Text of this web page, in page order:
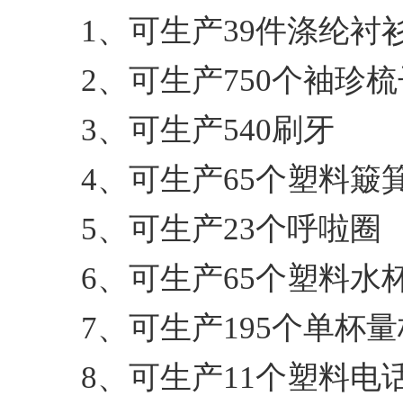
1、可生产39件涤纶衬
2、可生产750个袖珍
3、可生产540刷牙
4、可生产65个塑料簸
5、可生产23个呼啦圈
6、可生产65个塑料水
7、可生产195个单杯
8、可生产11个塑料电